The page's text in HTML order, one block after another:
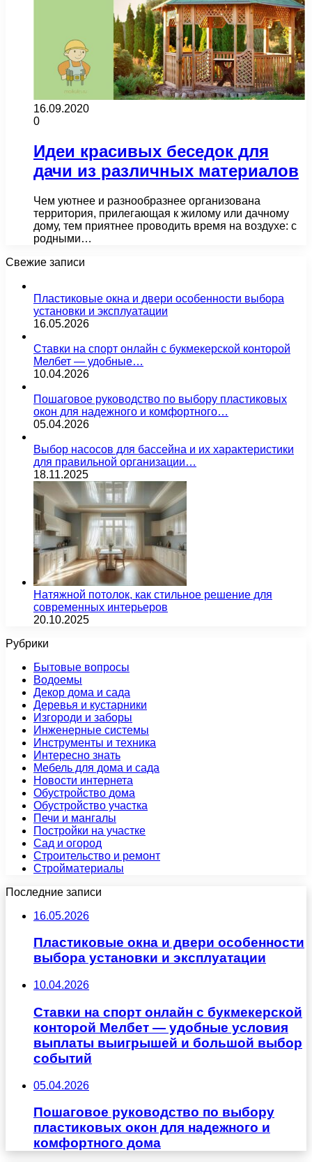
16.09.2020
0
Идеи красивых беседок для
дачи из различных материалов
Чем уютнее и разнообразнее организована
территория, прилегающая к жилому или дачному
дому, тем приятнее проводить время на воздухе: с
родными…
Свежие записи
Пластиковые окна и двери особенности выбора
установки и эксплуатации
16.05.2026
Ставки на спорт онлайн с букмекерской конторой
Мелбет — удобные…
10.04.2026
Пошаговое руководство по выбору пластиковых
окон для надежного и комфортного…
05.04.2026
Выбор насосов для бассейна и их характеристики
для правильной организации…
18.11.2025
Натяжной потолок, как стильное решение для
современных интерьеров
20.10.2025
Рубрики
Бытовые вопросы
Водоемы
Декор дома и сада
Деревья и кустарники
Изгороди и заборы
Инженерные системы
Инструменты и техника
Интересно знать
Мебель для дома и сада
Новости интернета
Обустройство дома
Обустройство участка
Печи и мангалы
Постройки на участке
Сад и огород
Строительство и ремонт
Стройматериалы
Последние записи
16.05.2026
Пластиковые окна и двери особенности
выбора установки и эксплуатации
10.04.2026
Ставки на спорт онлайн с букмекерской
конторой Мелбет — удобные условия
выплаты выигрышей и большой выбор
событий
05.04.2026
Пошаговое руководство по выбору
пластиковых окон для надежного и
комфортного дома